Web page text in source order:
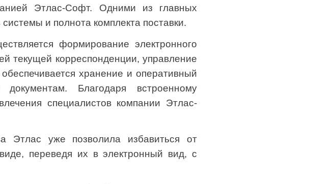
Этлас-Софт. Одними из главных
и полнота комплекта поставки.
формирование электронного
текущей корреспонденции, управление
хранение и оперативный
Благодаря встроенному
специалистов компании Этлас-
Этлас уже позволила избавиться от
переведя их в электронный вид, с